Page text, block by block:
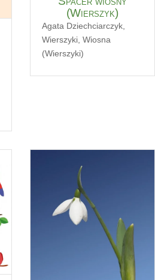
(Wierszyk)
Agata Dziechciarczyk,
Wierszyki, Wiosna
(Wierszyki)